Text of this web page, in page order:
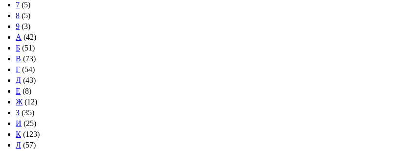
7 (5)
8 (5)
9 (3)
А (42)
Б (51)
В (73)
Г (54)
Д (43)
Е (8)
Ж (12)
З (35)
И (25)
К (123)
Л (57)